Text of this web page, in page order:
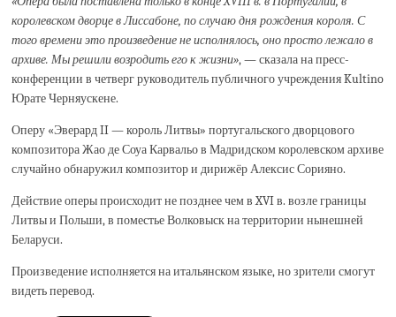
королевском дворце в Лиссабоне, по случаю дня рождения короля. С
того времени это произведение не исполнялось, оно просто лежало в
архиве. Мы решили возродить его к жизни», — сказала на пресс-
конференции в четверг руководитель публичного учреждения Kultino
Юрате Черняускене.
Оперу «Эверард II — король Литвы» португальского дворцового
композитора Жао де Соуа Карвальо в Мадридском королевском архиве
случайно обнаружил композитор и дирижёр Алексис Сорияно.
Действие оперы происходит не позднее чем в XVI в. возле границы
Литвы и Польши, в поместье Волковыск на территории нынешней
Беларуси.
Произведение исполняется на итальянском языке, но зрители смогут
видеть перевод.